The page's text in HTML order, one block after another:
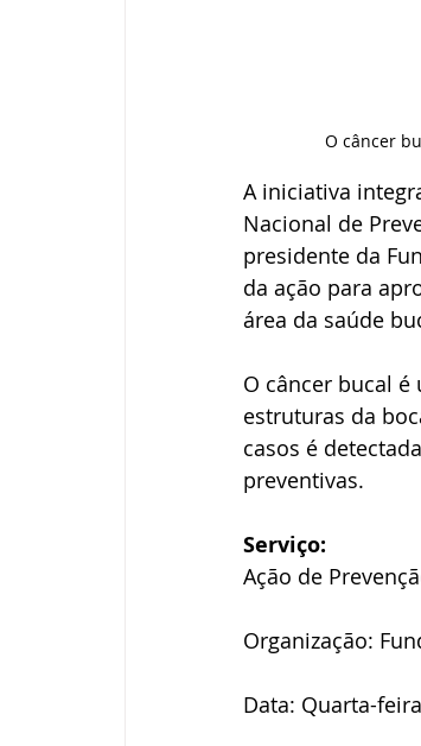
O câncer
A iniciativa
Nacional de
presidente da
da ação para
área da saúde
O câncer bucal
estruturas da
casos é
preventivas.
Serviço:
Ação de
Organização:
Data: Quarta-